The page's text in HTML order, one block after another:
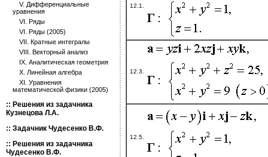
12.1.
12.3.
12.5.
V. Дифференциальные
уравнения
VI. Ряды
VI. Ряды (2005)
VII. Кратные интегралы
VIII. Векторный анализ
IX. Аналитическая геометрия
X. Линейная алгебра
XI. Уравнения
математической физики (2005)
:: Решения из задачника
Кузнецова Л.А.
:: Задачник Чудесенко В.Ф.
:: Решения из задачника
Чудесенко В.Ф.